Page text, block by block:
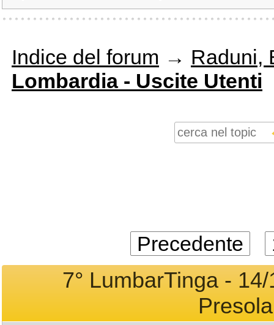
Indice del forum → Raduni,
Lombardia - Uscite Utenti
Precedente
7° LumbarTinga -